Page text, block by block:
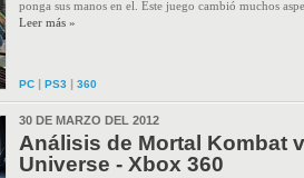
ponga sus manos en el. Este juego cambió muchos
Leer más »
PC | PS3 | 360
30 DE MARZO DEL 2012
Análisis de Mortal Kombat
Universe - Xbox 360